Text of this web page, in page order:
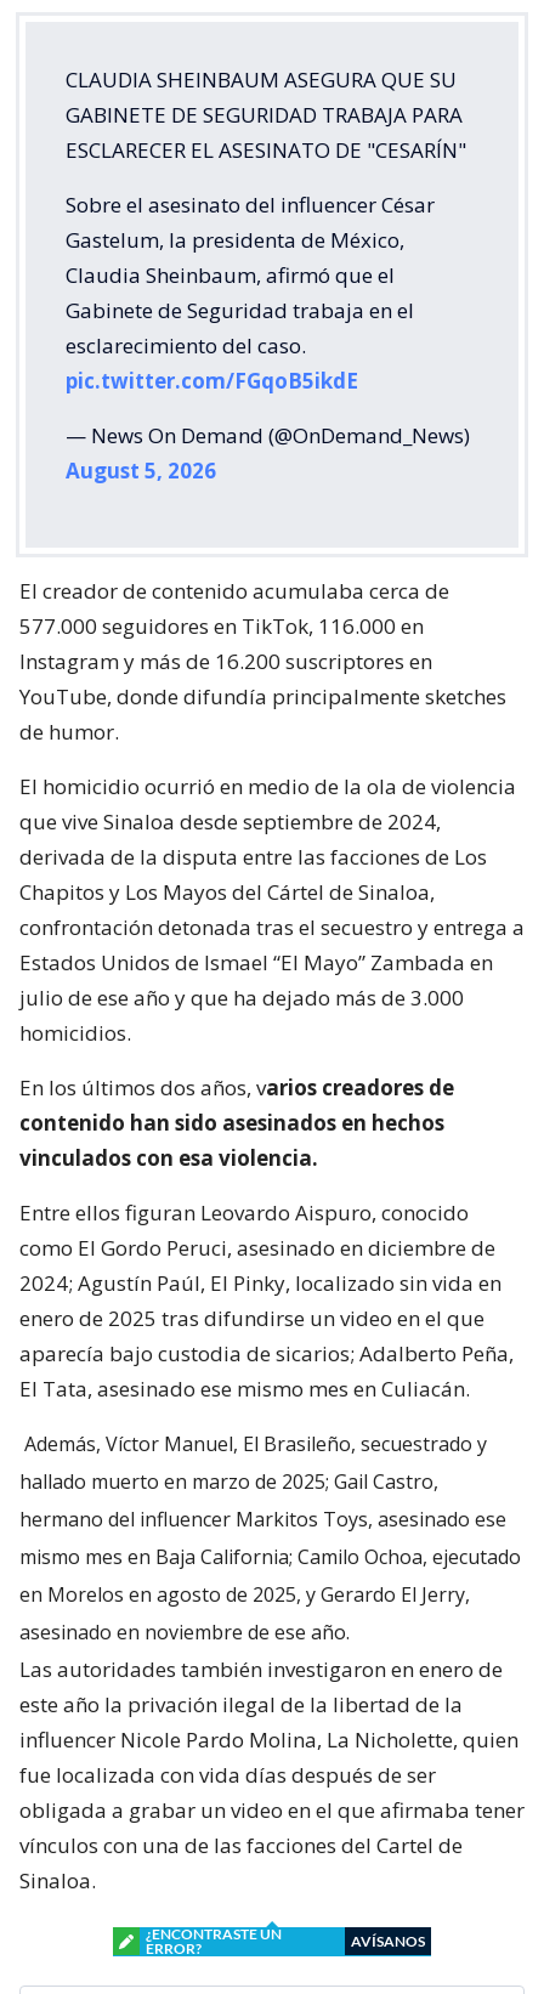
CLAUDIA SHEINBAUM ASEGURA QUE SU
GABINETE DE SEGURIDAD TRABAJA PARA
ESCLARECER EL ASESINATO DE "CESARÍN"
Sobre el asesinato del influencer César
Gastelum, la presidenta de México,
Claudia Sheinbaum, afirmó que el
Gabinete de Seguridad trabaja en el
esclarecimiento del caso.
pic.twitter.com/FGqoB5ikdE
— News On Demand (@OnDemand_News)
August 5, 2026
El creador de contenido acumulaba cerca de
577.000 seguidores en TikTok, 116.000 en
Instagram y más de 16.200 suscriptores en
YouTube, donde difundía principalmente sketches
de humor.
El homicidio ocurrió en medio de la ola de violencia
que vive Sinaloa desde septiembre de 2024,
derivada de la disputa entre las facciones de Los
Chapitos y Los Mayos del Cártel de Sinaloa,
confrontación detonada tras el secuestro y entrega a
Estados Unidos de Ismael “El Mayo” Zambada en
julio de ese año y que ha dejado más de 3.000
homicidios.
En los últimos dos años, varios creadores de
contenido han sido asesinados en hechos
vinculados con esa violencia.
Entre ellos figuran Leovardo Aispuro, conocido
como El Gordo Peruci, asesinado en diciembre de
2024; Agustín Paúl, El Pinky, localizado sin vida en
enero de 2025 tras difundirse un video en el que
aparecía bajo custodia de sicarios; Adalberto Peña,
El Tata, asesinado ese mismo mes en Culiacán.
Además, Víctor Manuel, El Brasileño, secuestrado y
hallado muerto en marzo de 2025; Gail Castro,
hermano del influencer Markitos Toys, asesinado ese
mismo mes en Baja California; Camilo Ochoa, ejecutado
en Morelos en agosto de 2025, y Gerardo El Jerry,
asesinado en noviembre de ese año.
Las autoridades también investigaron en enero de
este año la privación ilegal de la libertad de la
influencer Nicole Pardo Molina, La Nicholette, quien
fue localizada con vida días después de ser
obligada a grabar un video en el que afirmaba tener
vínculos con una de las facciones del Cartel de
Sinaloa.
¿ENCONTRASTE UN
ERROR?
AVÍSANOS